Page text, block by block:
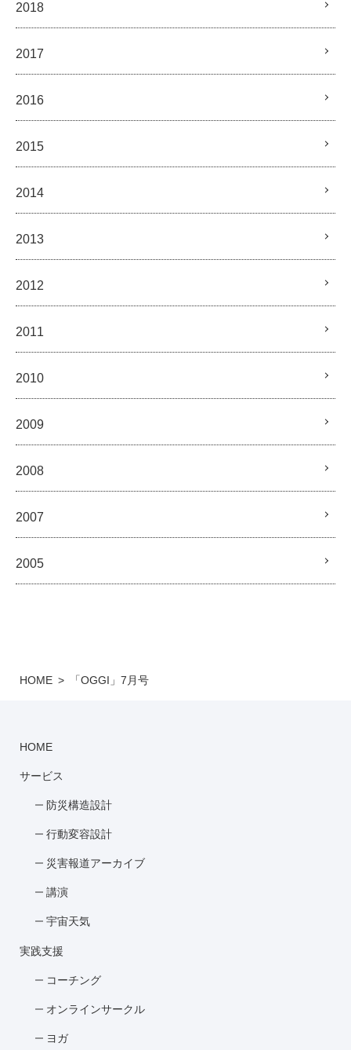
2018
2017
2016
2015
2014
2013
2012
2011
2010
2009
2008
2007
2005
HOME 「OGGI」7月号
HOME
サービス
防災構造設計
行動変容設計
災害報道アーカイブ
講演
宇宙天気
実践支援
コーチング
オンラインサークル
ヨガ